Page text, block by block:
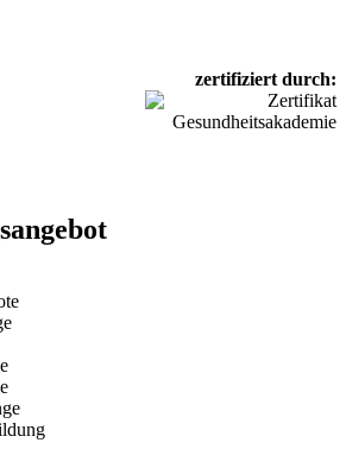
zertifiziert durch: